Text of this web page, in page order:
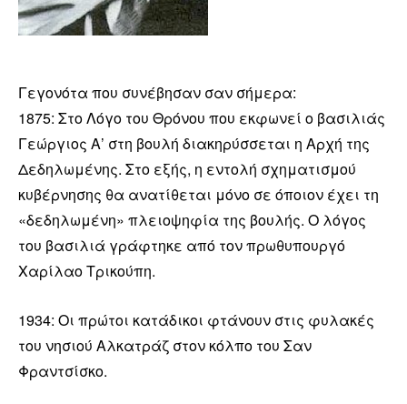
Γεγονότα που συνέβησαν σαν σήμερα:
1875: Στο Λόγο του Θρόνου που εκφωνεί ο βασιλιάς
Γεώργιος Α’ στη βουλή διακηρύσσεται η Αρχή της
Δεδηλωμένης. Στο εξής, η εντολή σχηματισμού
κυβέρνησης θα ανατίθεται μόνο σε όποιον έχει τη
«δεδηλωμένη» πλειοψηφία της βουλής. Ο λόγος
του βασιλιά γράφτηκε από τον πρωθυπουργό
Χαρίλαο Τρικούπη.
1934: Οι πρώτοι κατάδικοι φτάνουν στις φυλακές
του νησιού Αλκατράζ στον κόλπο του Σαν
Φραντσίσκο.